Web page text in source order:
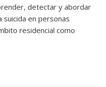
detectar y abordar
suicida en personas
residencial como